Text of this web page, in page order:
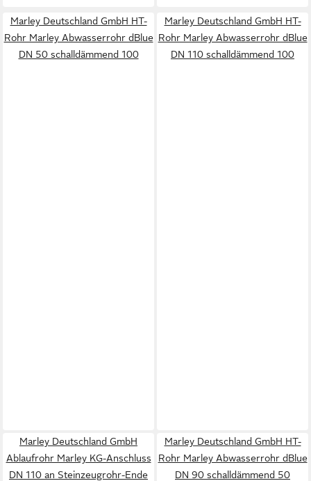
Marley Deutschland GmbH HT-
Rohr Marley Abwasserrohr dBlue
DN 50 schalldämmend 100
Marley Deutschland GmbH HT-
Rohr Marley Abwasserrohr dBlue
DN 110 schalldämmend 100
Marley Deutschland GmbH
Ablaufrohr Marley KG-Anschluss
DN 110 an Steinzeugrohr-Ende
Marley Deutschland GmbH HT-
Rohr Marley Abwasserrohr dBlue
DN 90 schalldämmend 50